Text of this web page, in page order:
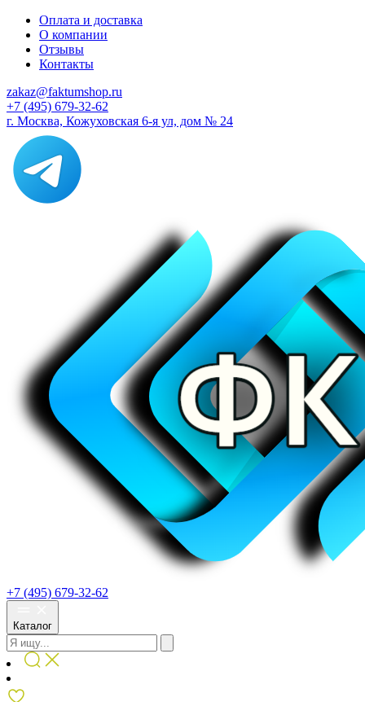
Оплата и доставка
О компании
Отзывы
Контакты
zakaz@faktumshop.ru
+7 (495) 679-32-62
г. Москва, Кожуховская 6-я ул, дом № 24
+7 (495) 679-32-62
Каталог